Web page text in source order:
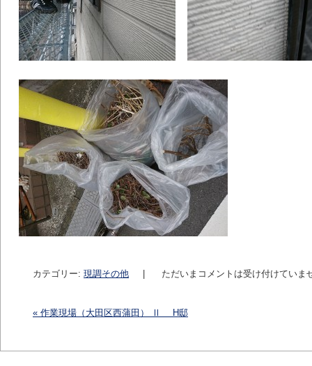
カテゴリー:現調その他 ただいまコメントは受け付けていま
« 作業現場（大田区西蒲田） Ⅱ H邸